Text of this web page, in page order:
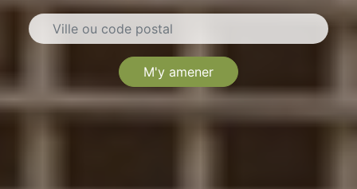
M'y amener